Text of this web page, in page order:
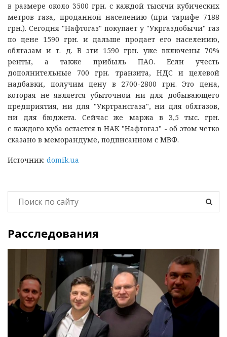
в размере около 3500 грн. с каждой тысячи кубических
метров газа, проданной населению (при тарифе 7188
грн.). Сегодня "Нафтогаз" покупает у "Укргаздобычи" газ
по цене 1590 грн. и дальше продает его населению,
облгазам и т. д. В эти 1590 грн. уже включены 70%
ренты, а также прибыль ПАО. Если учесть
дополнительные 700 грн. транзита, НДС и целевой
надбавки, получим цену в 2700-2800 грн. Это цена,
которая не является убыточной ни для добывающего
предприятия, ни для "Укртрансгаза", ни для облгазов,
ни для бюджета. Сейчас же маржа в 3,5 тыс. грн.
с каждого куба остается в НАК "Нафтогаз" - об этом четко
сказано в меморандуме, подписанном с МВФ.
Источник: domik.ua
Расследования